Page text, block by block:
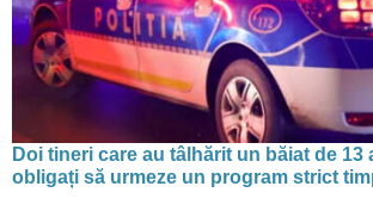
Doi tineri care au tâlhărit un băiat de 13
obligați să urmeze un program strict